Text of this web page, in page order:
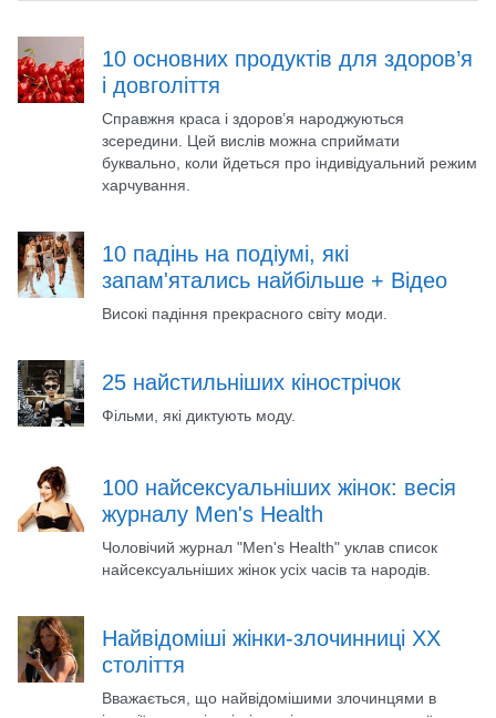
10 основних продуктів для здоров’я
і довголіття
Справжня краса і здоров’я народжуються
зсередини. Цей вислів можна сприймати
буквально, коли йдеться про індивідуальний режим
харчування.
10 падінь на подіумі, які
запам'ятались найбільше + Відео
Високі падіння прекрасного світу моди.
25 найстильніших кінострічок
Фільми, які диктують моду.
100 найсексуальніших жінок: весія
журналу Men's Health
Чоловічий журнал "Men's Health" уклав список
найсексуальніших жінок усіх часів та народів.
Найвідоміші жінки-злочинниці ХХ
століття
Вважається, що найвідомішими злочинцями в